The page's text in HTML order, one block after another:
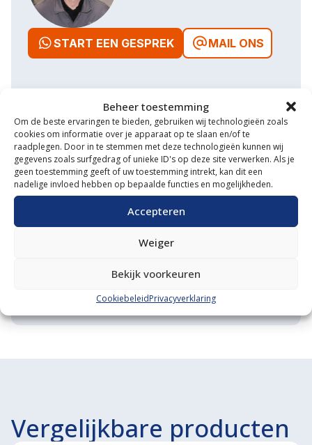
Beheer toestemming
Om de beste ervaringen te bieden, gebruiken wij technologieën zoals
cookies om informatie over je apparaat op te slaan en/of te
raadplegen. Door in te stemmen met deze technologieën kunnen wij
gegevens zoals surfgedrag of unieke ID's op deze site verwerken. Als je
geen toestemming geeft of uw toestemming intrekt, kan dit een
nadelige invloed hebben op bepaalde functies en mogelijkheden.
Accepteren
Weiger
Bekijk voorkeuren
CookiebeleidPrivacyverklaring
START EEN GESPREK MAIL ONS
Waarom VM Service
Uitgebreide showroom
Eigen transportservice
Gespecialiseerde werkplaats
Vergelijkbare producten